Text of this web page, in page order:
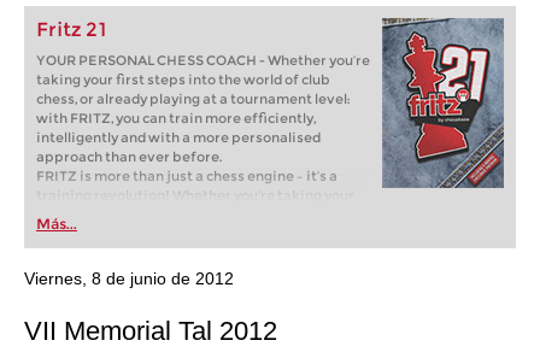
Fritz 21
YOUR PERSONAL CHESS COACH - Whether you’re
taking your first steps into the world of club
chess, or already playing at a tournament level:
with FRITZ, you can train more efficiently,
intelligently and with a more personalised
approach than ever before.
FRITZ is more than just a chess engine – it’s a
training revolution! Whether you’re taking your
first steps into the world of club chess, or already
playing at a tournament level: with FRITZ, you can
train more efficiently, intelligently and with a
more personalised approach than ever before.
Más...
Viernes, 8 de junio de 2012
VII Memorial Tal 2012